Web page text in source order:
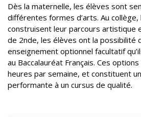
Dès la maternelle, les élèves sont
différentes formes d’arts. Au collège,
construisent leur parcours artistique
de 2nde, les élèves ont la possibilité
enseignement optionnel facultatif
au Baccalauréat Français. Ces
heures par semaine, et constituent
performante à un cursus de qualité.